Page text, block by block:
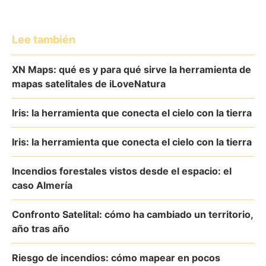
Lee también
XN Maps: qué es y para qué sirve la herramienta de
mapas satelitales de iLoveNatura
Iris: la herramienta que conecta el cielo con la tierra
Iris: la herramienta que conecta el cielo con la tierra
Incendios forestales vistos desde el espacio: el
caso Almería
Confronto Satelital: cómo ha cambiado un territorio,
año tras año
Riesgo de incendios: cómo mapear en pocos